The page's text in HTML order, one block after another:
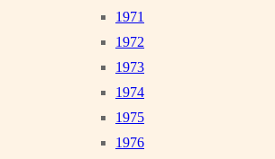
1971
1972
1973
1974
1975
1976